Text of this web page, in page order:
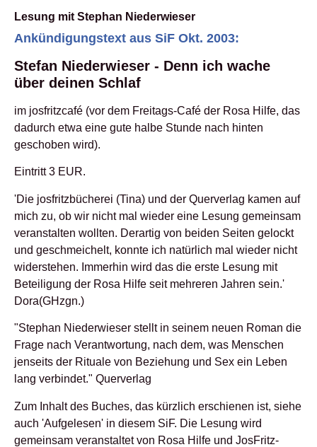
Lesung mit Stephan Niederwieser
Ankündigungstext aus SiF Okt. 2003:
Stefan Niederwieser - Denn ich wache
über deinen Schlaf
im josfritzcafé (vor dem Freitags-Café der Rosa Hilfe, das
dadurch etwa eine gute halbe Stunde nach hinten
geschoben wird).
Eintritt 3 EUR.
'Die josfritzbücherei (Tina) und der Querverlag kamen auf
mich zu, ob wir nicht mal wieder eine Lesung gemeinsam
veranstalten wollten. Derartig von beiden Seiten gelockt
und geschmeichelt, konnte ich natürlich mal wieder nicht
widerstehen. Immerhin wird das die erste Lesung mit
Beteiligung der Rosa Hilfe seit mehreren Jahren sein.'
Dora(GHzgn.)
"Stephan Niederwieser stellt in seinem neuen Roman die
Frage nach Verantwortung, nach dem, was Menschen
jenseits der Rituale von Beziehung und Sex ein Leben
lang verbindet." Querverlag
Zum Inhalt des Buches, das kürzlich erschienen ist, siehe
auch 'Aufgelesen' in diesem SiF. Die Lesung wird
gemeinsam veranstaltet von Rosa Hilfe und JosFritz-